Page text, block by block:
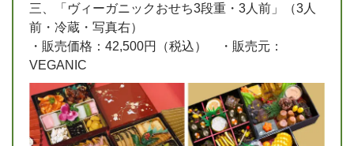
三、「ヴィーガニックおせち3段重・3人前」（3人
前・冷蔵・写真右）
・販売価格：42,500円（税込） ・販売元：
VEGANIC